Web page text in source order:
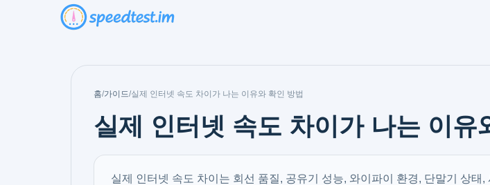
홈/가이드/실제 인터넷 속도 차이가 나는 이유와 확인 방법
실제 인터넷 속도 차이가 나는 이유
실제 인터넷 속도 차이는 회선 품질, 공유기 성능, 와이파이 환경, 단말기 상